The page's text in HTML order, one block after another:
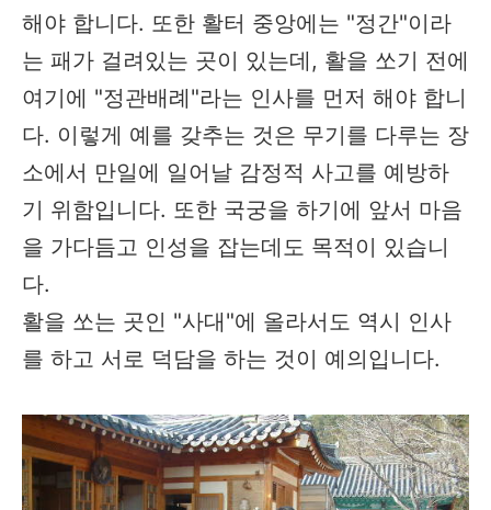
해야 합니다. 또한 활터 중앙에는 "정간"이라
는 패가 걸려있는 곳이 있는데, 활을 쏘기 전에
여기에 "정관배례"라는 인사를 먼저 해야 합니
다. 이렇게 예를 갖추는 것은 무기를 다루는 장
소에서 만일에 일어날 감정적 사고를 예방하
기 위함입니다. 또한 국궁을 하기에 앞서 마음
을 가다듬고 인성을 잡는데도 목적이 있습니
다.
활을 쏘는 곳인 "사대"에 올라서도 역시 인사
를 하고 서로 덕담을 하는 것이 예의입니다.